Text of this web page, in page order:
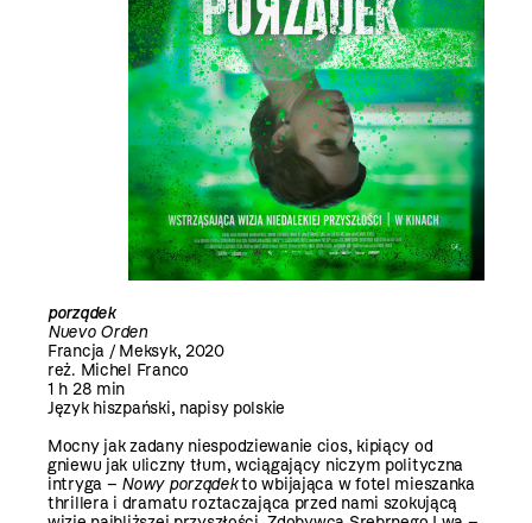
porządek
Nuevo Orden
Francja / Meksyk, 2020
reż. Michel Franco
1 h 28 min
Język hiszpański, napisy polskie
Mocny jak zadany niespodziewanie cios, kipiący od
gniewu jak uliczny tłum, wciągający niczym polityczna
intryga – Nowy porządekto wbijająca w fotel mieszanka
thrillera i dramatu roztaczająca przed nami szokującą